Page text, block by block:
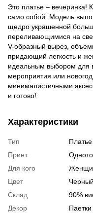
Это платье – вечеринка!
само собой. Модель
щедро украшенной
переливающимися на
V-образный вырез,
придающий легкость и
идеальным выбором для
мероприятия или
минималистичными
и готово!
Характеристики
Тип
Платье
Принт
Для кого
Цвет
Черный
Склад
90%
Декор
Паетки